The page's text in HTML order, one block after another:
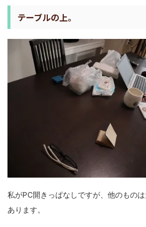
テーブルの上。
私がPC開きっぱなしですが、他のもの
あります。